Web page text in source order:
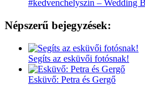
#kedvenchelyszín – Wedding
Népszerű bejegyzések:
Segíts az esküvői fotósnak!
Esküvő: Petra és Gergő